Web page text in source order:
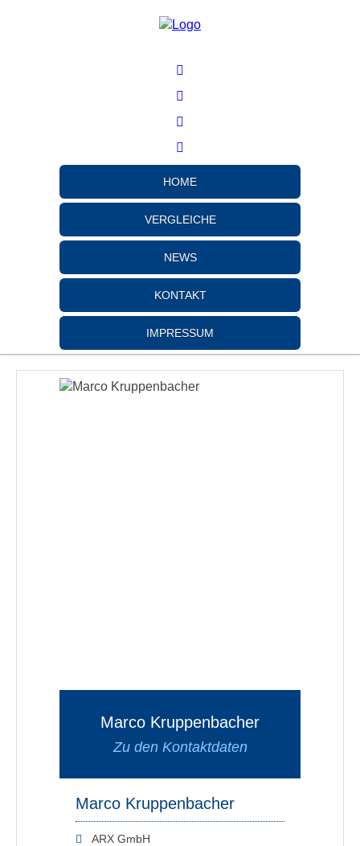
HOME
VERGLEICHE
NEWS
KONTAKT
IMPRESSUM
Marco Kruppenbacher
Zu den Kontaktdaten
Marco Kruppenbacher
ARX GmbH